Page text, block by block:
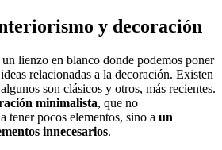
y decoración
lienzo en blanco donde podemos poner
relacionadas a la decoración. Existen
son clásicos y otros, más recientes.
minimalista, que no
tener pocos elementos, sino a un
innecesarios.